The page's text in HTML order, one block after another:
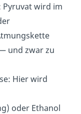
Pyruvat wird im
und zwar zu
Hier wird
oder Ethanol